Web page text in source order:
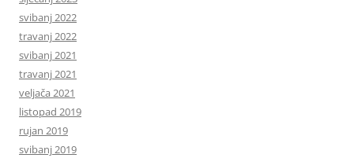
svibanj 2022
travanj 2022
svibanj 2021
travanj 2021
veljača 2021
listopad 2019
rujan 2019
svibanj 2019